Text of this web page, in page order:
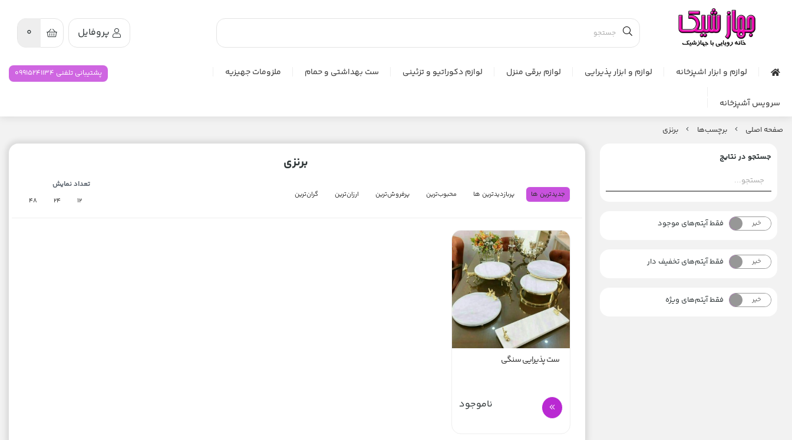
پروفایل 0
لوازم و ابزار اشپزخانه لوازم و ابزار پذیرایی لوازم برقی منزل لوازم دکوراتیو و تزئینی ست بهداشتی و حمام ملزومات جهیزیه
سرویس آشپزخانه
پشتیبانی تلفنی 09915241134
صفحه اصلی برچسب‌ها برنزی
جستجو در نتایج
بله خیر فقط آیتم‌های موجود
بله خیر فقط آیتم‌های تخفیف دار
بله خیر فقط آیتم‌های ویژه
برنزی
جدیدترین ها پربازدیدترین ها محبوب‌‌ترین پرفروش‌ترین ارزان‌ترین گران‌ترین
تعداد نمایش
12
24
48
ست پذیرایی سنگی
ناموجود